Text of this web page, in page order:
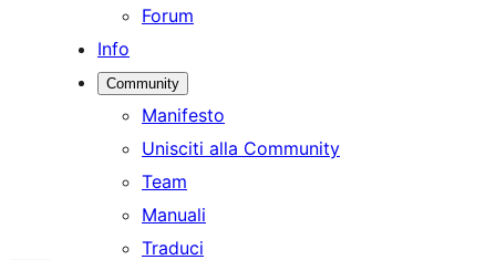
Forum
Info
Community
Manifesto
Unisciti alla Community
Team
Manuali
Traduci